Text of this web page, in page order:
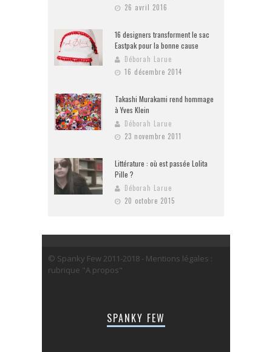
26 avril 2016
16 designers transforment le sac
Eastpak pour la bonne cause
Déborah Larue
16 décembre 2014
Takashi Murakami rend hommage
à Yves Klein
Déborah Larue
23 novembre 2011
Littérature : où est passée Lolita
Pille ?
Déborah Larue
20 octobre 2015
© Spanky Few 2011-2018 - Mentions légales :
rubrique "A propos"
SPANKY FEW